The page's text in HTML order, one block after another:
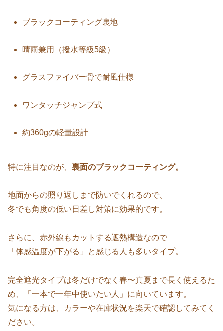
ブラックコーティング裏地
晴雨兼用（撥水等級5級）
グラスファイバー骨で耐風仕様
ワンタッチジャンプ式
約360gの軽量設計
特に注目なのが、 裏面のブラックコーティング。
地面からの照り返しまで防いでくれるので、
冬でも角度の低い日差し対策に効果的です。
さらに、赤外線もカットする遮熱構造なので
「体感温度が下がる」と感じる人も多いタイプ。
完全遮光タイプは冬だけでなく春〜真夏まで長く使えるた
め、「一本で一年中使いたい人」に向いています。
気になる方は、カラーや在庫状況を楽天で確認してみてく
ださい。